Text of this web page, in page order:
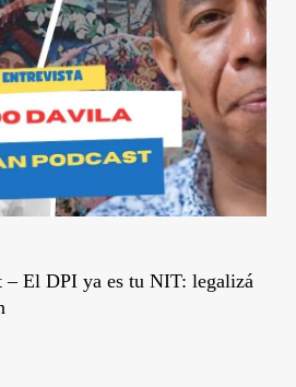
– El DPI ya es tu NIT: legalizá